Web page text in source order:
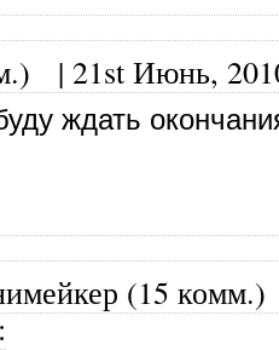
| 21st Июнь,
ждать
(15 комм.)
: